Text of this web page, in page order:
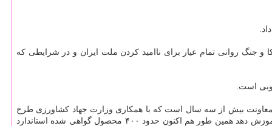
جنگ روانی تمام عیار برای ناامید کردن ملت ایران و در شرایطی که
معاونت بیش از سه سال است که با همکاری وزارت جهاد کشاورزی طرح
سالم از بقایای سم و کود را در دستور کار داشته و توانسته است حدود ۵۰ هزار زن روستایی را آموزش دهد همین طور هم اکنون حدود ۴۰۰ محصول گواهی شده استاندارد